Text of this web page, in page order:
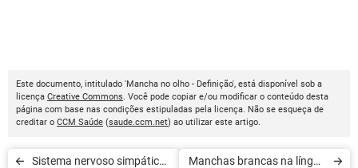
Este documento, intitulado 'Mancha no olho - Definição', está disponível sob a
licença Creative Commons. Você pode copiar e/ou modificar o conteúdo desta
página com base nas condições estipuladas pela licença. Não se esqueça de
creditar o CCM Saúde (saude.ccm.net) ao utilizar este artigo.
Sistema nervoso simpático -
Manchas brancas na língua